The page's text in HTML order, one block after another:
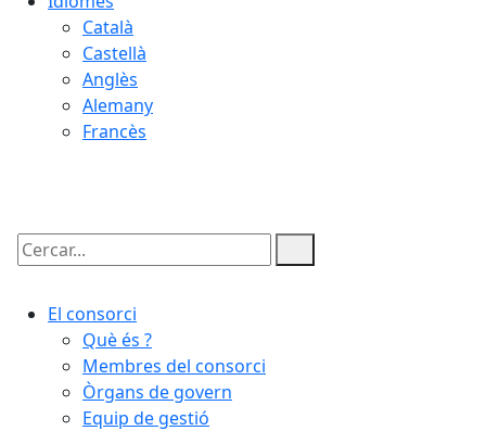
Català
Castellà
Anglès
Alemany
Francès
Cercar:
El consorci
Què és ?
Membres del consorci
Òrgans de govern
Equip de gestió